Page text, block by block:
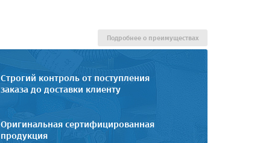
Строгий контроль от поступления
заказа до доставки клиенту
Оригинальная сертифицированная
продукция
Подробнее о преимуществах